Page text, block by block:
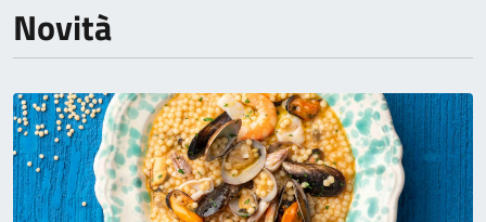
Novità